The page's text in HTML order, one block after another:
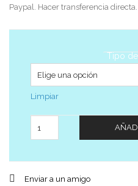
Paypal. Hacer transferencia directa.
Tipo
Limpiar
Enviar a un amigo